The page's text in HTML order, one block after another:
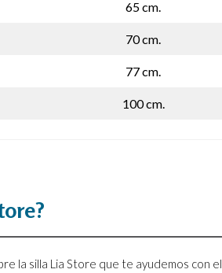
65 cm.
70 cm.
77 cm.
100 cm.
la silla Lia Store que te ayudemos con el